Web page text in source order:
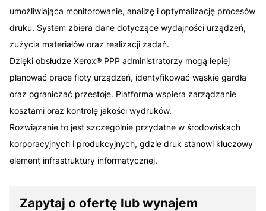
umożliwiająca monitorowanie, analizę i optymalizację procesów
druku. System zbiera dane dotyczące wydajności urządzeń,
zużycia materiałów oraz realizacji zadań.
Dzięki obsłudze Xerox® PPP administratorzy mogą lepiej
planować pracę floty urządzeń, identyfikować wąskie gardła
oraz ograniczać przestoje. Platforma wspiera zarządzanie
kosztami oraz kontrolę jakości wydruków.
Rozwiązanie to jest szczególnie przydatne w środowiskach
korporacyjnych i produkcyjnych, gdzie druk stanowi kluczowy
element infrastruktury informatycznej.
Zapytaj o ofertę lub wynajem